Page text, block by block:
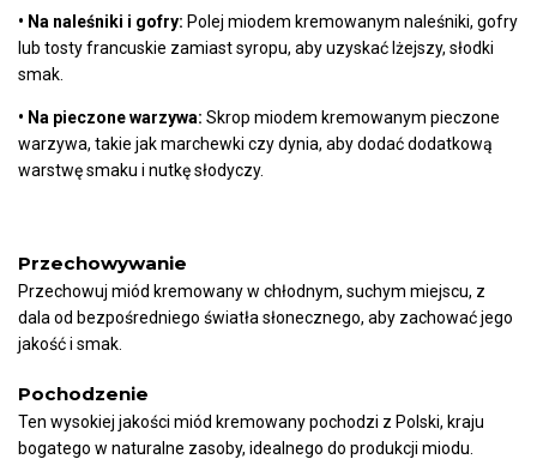
• Na naleśniki i gofry: Polej miodem kremowanym naleśniki, gofry
lub tosty francuskie zamiast syropu, aby uzyskać lżejszy, słodki
smak.
• Na pieczone warzywa: Skrop miodem kremowanym pieczone
warzywa, takie jak marchewki czy dynia, aby dodać dodatkową
warstwę smaku i nutkę słodyczy.
Przechowywanie
Przechowuj miód kremowany w chłodnym, suchym miejscu, z
dala od bezpośredniego światła słonecznego, aby zachować jego
jakość i smak.
Pochodzenie
Ten wysokiej jakości miód kremowany pochodzi z Polski, kraju
bogatego w naturalne zasoby, idealnego do produkcji miodu.